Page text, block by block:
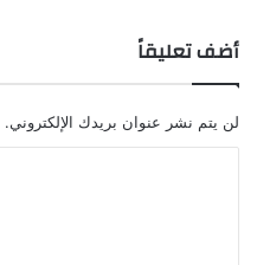
أضف تعليقاً
لن يتم نشر عنوان بريدك الإلكتروني.